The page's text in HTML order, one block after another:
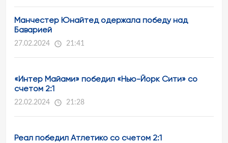
Манчестер Юнайтед одержала победу над
Баварией
27.02.2024 21:41
«Интер Майами» победил «Нью-Йорк Сити» со
счетом 2:1
22.02.2024 21:28
Реал победил Атлетико со счетом 2:1